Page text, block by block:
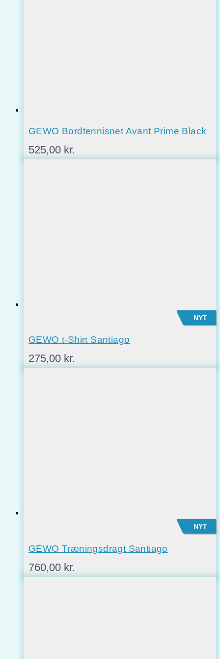
GEWO Bordtennisnet Avant Prime Black
525,00 kr.
NYT
GEWO t-Shirt Santiago
275,00 kr.
NYT
GEWO Træningsdragt Santiago
760,00 kr.